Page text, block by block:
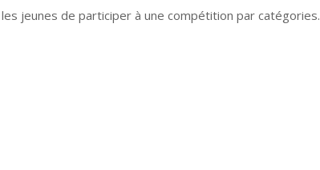
jeunes de participer à une compétition par catégories.